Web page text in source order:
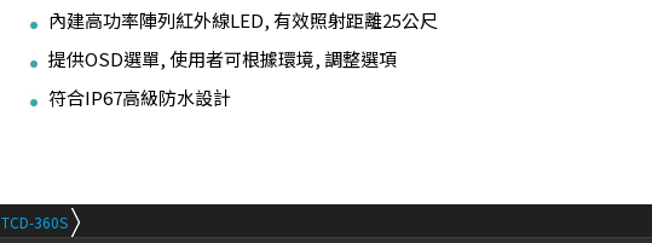
內建高功率陣列紅外線LED, 有效照射距離25公尺
提供OSD選單, 使用者可根據環境, 調整選項
符合IP67高級防水設計
TCD-360S